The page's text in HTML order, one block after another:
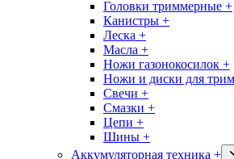
Головки триммерные +
Канистры +
Леска +
Масла +
Ножи газонокосилок +
Ножи и диски для
Свечи +
Смазки +
Цепи +
Шины +
Аккумуляторная техника +